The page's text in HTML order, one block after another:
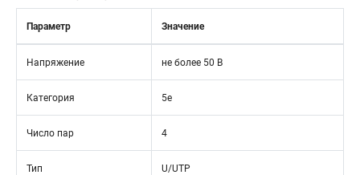
Параметр Значение
Напряжение не более 50 В
Категория 5e
Число пар 4
Тип U/UTP